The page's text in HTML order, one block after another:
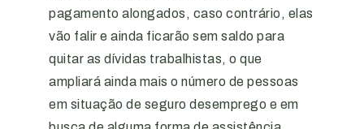
pagamento alongados, caso contrário, elas
vão falir e ainda ficarão sem saldo para
quitar as dívidas trabalhistas, o que
ampliará ainda mais o número de pessoas
em situação de seguro desemprego e em